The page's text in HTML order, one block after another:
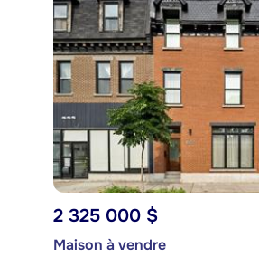
2 325 000 $
Maison à vendre